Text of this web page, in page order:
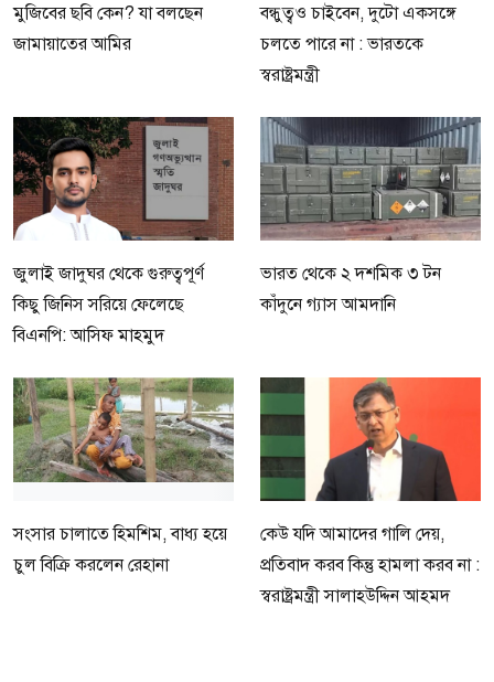
মুজিবের ছবি কেন? যা বলছেন
জামায়াতের আমির
বন্ধুত্বও চাইবেন, দুটো একসঙ্গে
চলতে পারে না : ভারতকে
স্বরাষ্ট্রমন্ত্রী
জুলাই জাদুঘর থেকে গুরুত্বপূর্ণ
কিছু জিনিস সরিয়ে ফেলেছে
বিএনপি: আসিফ মাহমুদ
ভারত থেকে ২ দশমিক ৩ টন
কাঁদুনে গ্যাস আমদানি
সংসার চালাতে হিমশিম, বাধ্য হয়ে
চুল বিক্রি করলেন রেহানা
কেউ যদি আমাদের গালি দেয়,
প্রতিবাদ করব কিন্তু হামলা করব না :
স্বরাষ্ট্রমন্ত্রী সালাহউদ্দিন আহমদ